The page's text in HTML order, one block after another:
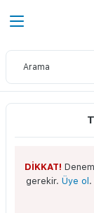
DİKKAT!
gerekir. Üye ol .